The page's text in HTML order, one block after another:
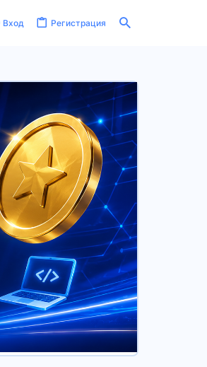
Вход Регистрация